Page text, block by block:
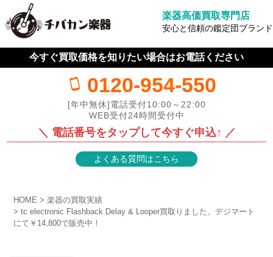
楽器高価買取専門店
安心と信頼の鑑定団ブランド
今すぐ買取価格を知りたい場合はお電話ください
0120-954-550
[年中無休]電話受付10:00～22:00
WEB受付24時間受付中
＼ 電話番号をタップして今すぐ申込↑ ／
よくある質問はこちら
HOME
楽器の買取実績
tc electronic Flashback Delay & Looper買取りました。デジマート
にて￥14,800で販売中！